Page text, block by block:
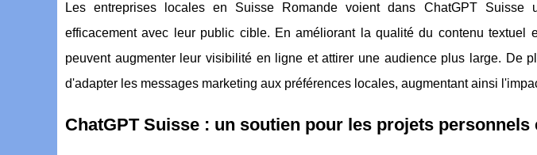
Les entreprises locales en Suisse Romande voient dans ChatGPT Suisse
efficacement avec leur public cible. En améliorant la qualité du contenu textuel
peuvent augmenter leur visibilité en ligne et attirer une audience plus large. De
d'adapter les messages marketing aux préférences locales, augmentant ainsi
ChatGPT Suisse : un soutien pour les projets